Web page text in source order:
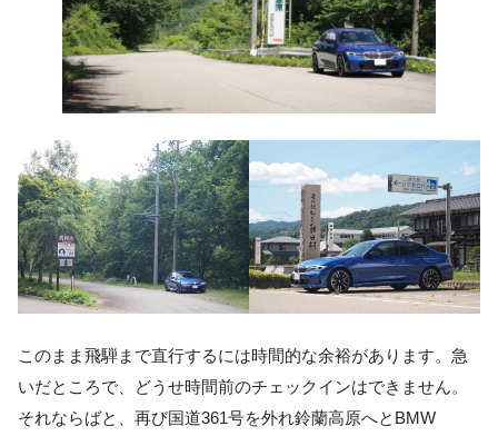
このまま飛騨まで直行するには時間的な余裕があります。急
いだところで、どうせ時間前のチェックインはできません。
それならばと、再び国道361号を外れ鈴蘭高原へとBMW